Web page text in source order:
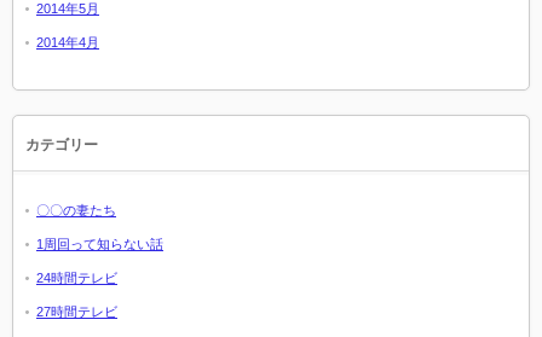
2014年5月
2014年4月
カテゴリー
〇〇の妻たち
1周回って知らない話
24時間テレビ
27時間テレビ